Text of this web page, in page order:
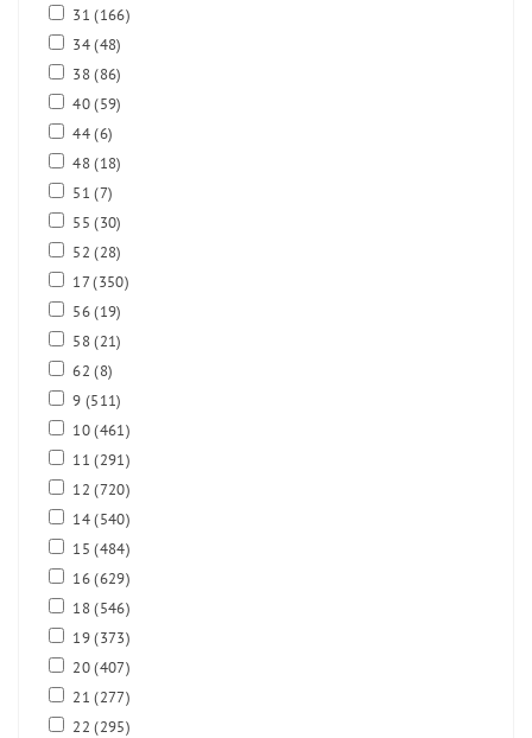
31(166)
34(48)
38(86)
40(59)
44(6)
48(18)
51(7)
55(30)
52(28)
17(350)
56(19)
58(21)
62(8)
9 (511)
10(461)
11(291)
12(720)
14(540)
15(484)
16(629)
18(546)
19(373)
20(407)
21(277)
22(295)